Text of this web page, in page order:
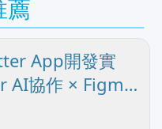
薦
App開發實
AI協作 × Figma